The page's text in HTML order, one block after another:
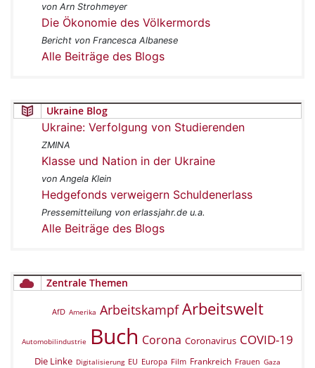
von Arn Strohmeyer
Die Ökonomie des Völkermords
Bericht von Francesca Albanese
Alle Beiträge des Blogs
Ukraine Blog
Ukraine: Verfolgung von Studierenden
ZMINA
Klasse und Nation in der Ukraine
von Angela Klein
Hedgefonds verweigern Schuldenerlass
Pressemitteilung von erlassjahr.de u.a.
Alle Beiträge des Blogs
Zentrale Themen
AfD Amerika Arbeitskampf Arbeitswelt
Automobilindustrie Buch Corona Coronavirus COVID-19
Die Linke Digitalisierung EU Europa Film Frankreich Frauen Gaza